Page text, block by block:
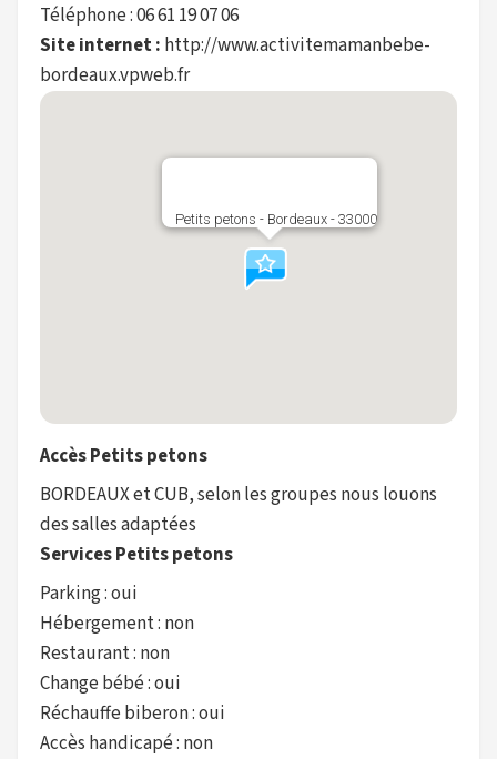
Téléphone : 06 61 19 07 06
Site internet : http://www.activitemamanbebe-
bordeaux.vpweb.fr
Petits petons - Bordeaux - 33000
Accès Petits petons
BORDEAUX et CUB, selon les groupes nous louons
des salles adaptées
Services Petits petons
Parking : oui
Hébergement : non
Restaurant : non
Change bébé : oui
Réchauffe biberon : oui
Accès handicapé : non